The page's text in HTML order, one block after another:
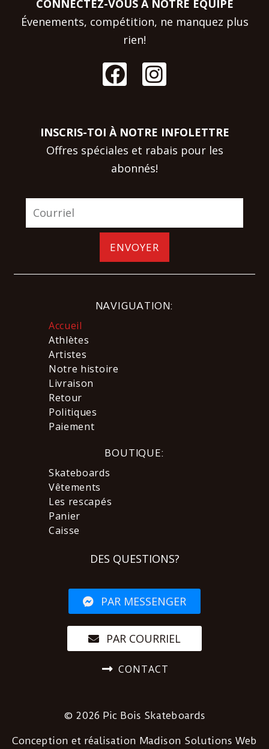
CONNECTEZ-VOUS À NOTRE ÉQUIPE
Évenements, compétition, ne manquez plus
rien!
INSCRIS-TOI À NOTRE INFOLETTRE
Offres spéciales et rabais pour les
abonnés!
ENVOYER
NAVIGUATION:
Accueil
Athlètes
Artistes
Notre histoire
Livraison
Retour
Politiques
Paiement
BOUTIQUE:
Skateboards
Vêtements
Les rescapés
Panier
Caisse
DES QUESTIONS?
PAR MESSENGER
PAR COURRIEL
CONTACT
© 2026 Pic Bois Skateboards
Conception et réalisation Madison Solutions Web